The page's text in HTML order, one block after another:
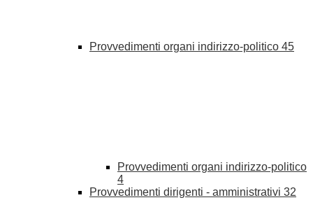
Provvedimenti organi indirizzo-politico 45
Provvedimenti organi indirizzo-politico
4
Provvedimenti dirigenti - amministrativi 32